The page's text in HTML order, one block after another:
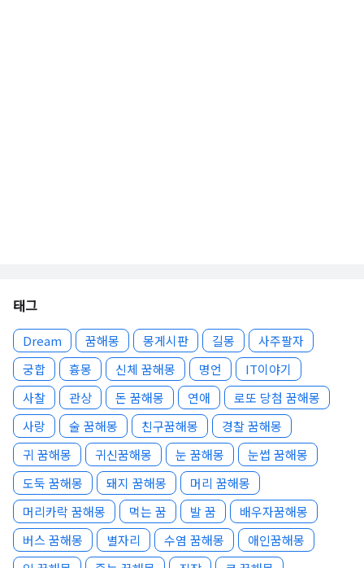
태그
Dream 꿈해몽 몽게시판 길몽
사주팔자
궁합
흉몽 신체 꿈해몽 명언
IT이야기
사찰
관상 돈 꿈해몽 연애
로또 당첨 꿈해몽
사랑
술 꿈해몽 친구꿈해몽
경찰 꿈해몽
귀 꿈해몽
귀신꿈해몽 눈 꿈해몽
눈썹 꿈해몽
도둑 꿈해몽
돼지 꿈해몽
머리 꿈해몽
머리카락 꿈해몽
먹는 꿈 발 꿈
배우자꿈해몽
버스 꿈해몽
별자리 수염 꿈해몽
애인꿈해몽